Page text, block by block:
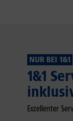
NUR BEI 1&1
1&1
Exzellenter